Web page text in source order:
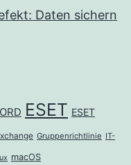
Daten sichern
ESET ESET
Gruppenrichtlinie IT-
macOS